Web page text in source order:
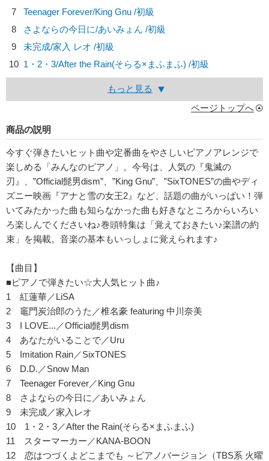
7
Teenager Forever/King Gnu /初級
8
さよならの今日に/あいみょん /初級
9
未完成/家入 レオ /初級
10 1・2・3/After the Rain(そらる×まふまふ) /初級
もっと見る
ページトップへ
商品の説明
今すぐ弾きたいヒット曲や定番曲をやさしいピアノアレンジで
楽しめる「みんなのピアノ」。今号は、人気の『鬼滅の
刃』、”Official髭男dism”、”King Gnu”、”SixTONES”の曲やディ
ズニー映画『アナと雪の女王2』など、話題の曲がいっぱい！弾
いてみたかった曲も知らなかった曲も好きなところからいろい
ろ楽しんでくださいね♪巻頭特集は「覚えておきたい♪楽譜の約
束」を掲載。音楽の基本もいっしょに覚えられます♪
【曲目】
■ピアノで弾きたい☆大人気ヒット曲♪
1 紅蓮華／LiSA
2 竈門炭治郎のうた／椎名豪 featuring 中川奈美
3 I LOVE...／Official髭男dism
4 あなたがいることで／Uru
5 Imitation Rain／SixTONES
6 D.D.／Snow Man
7 Teenager Forever／King Gnu
8 さよならの今日に／あいみょん
9 未完成／家入レオ
10 1・2・3／After the Rain(そらる×まふまふ)
11 スターマーカー／KANA-BOON
12 恋はつづくよどこまでも ～ピアノバージョン（TBS系 火曜